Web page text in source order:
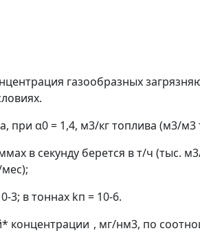
газообразных
при α0= 1,4, м3/кг топлива (м3/м3
в секунду берется в т/ч (тыс. м3
-3; в тоннах kп = 10-6.
концентрации , мг/нм3, по